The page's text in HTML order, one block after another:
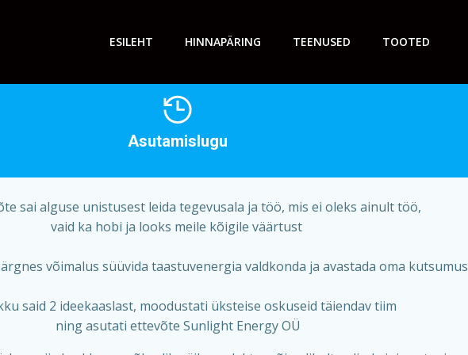
ESILEHT HINNAPÄRING TEENUSED TOOTED
Asutamislugu
sai alguse unistusest leida tegevusala ja töö, mis ei oleks ainult töö,
vaid ka hobi ja looks meile kõigile väärtust
võimalus süüvida taastuvenergia valdkonda ja avastada oma kutsumus
said 2 ideekaaslast, moodustati üksteise oskuseid täiendav tiim
ning asutati ettevõte Sunlight Energy OÜ